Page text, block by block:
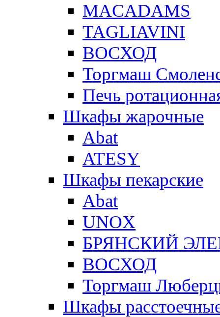
MACADAMS
TAGLIAVINI
ВОСХОД
Торгмаш
Печь
Шкафы жарочные
Abat
ATESY
Шкафы пекарские
Abat
UNOX
БРЯНСКИЙ
ВОСХОД
Торгмаш
Шкафы